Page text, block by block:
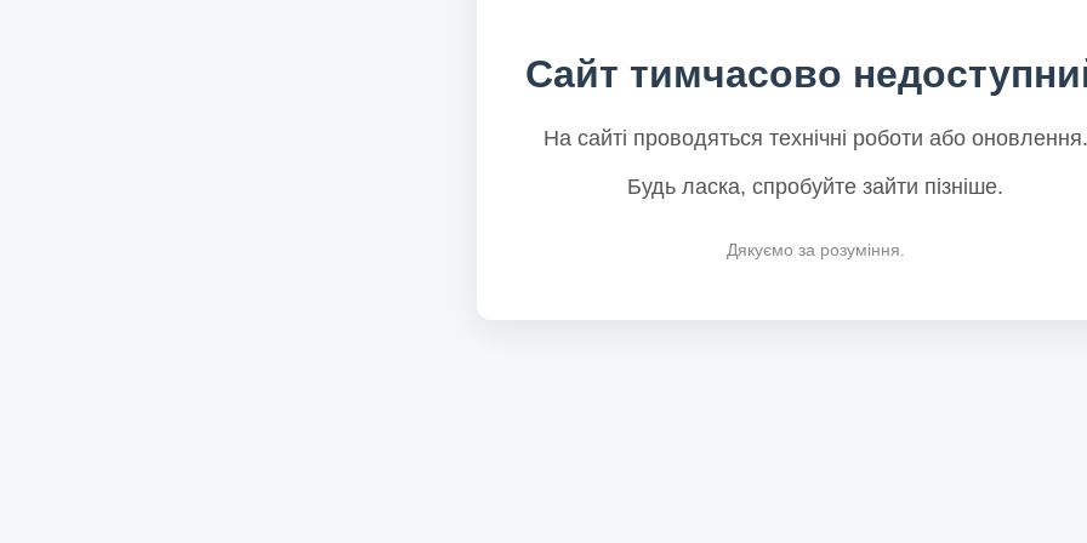
Сайт тимчасово
На сайті проводяться технічні роботи або оновлення.
Будь ласка, спробуйте зайти пізніше.
Дякуємо за розуміння.